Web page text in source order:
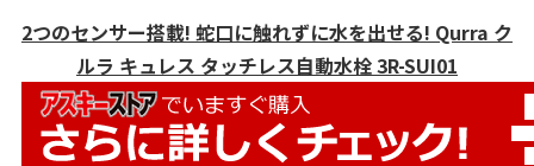
2つのセンサー搭載! 蛇口に触れずに水を出せる! Qurra ク
ルラ キュレス タッチレス自動水栓 3R-SUI01